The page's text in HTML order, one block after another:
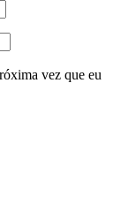
vez que eu